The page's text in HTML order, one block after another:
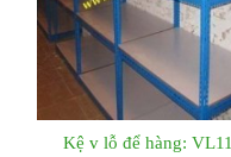
Kệ v lỗ để hàng: VL11